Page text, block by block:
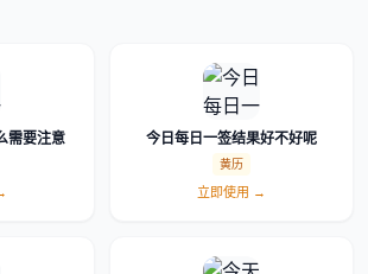
需要注意 今日每日一签结果好不好呢
黄历
立即使用 →